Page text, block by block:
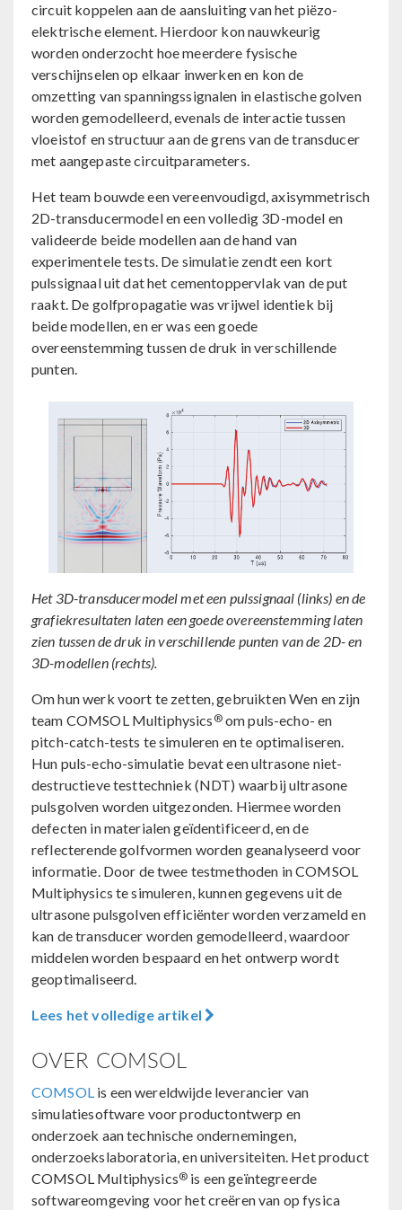
circuit koppelen aan de aansluiting van het piëzo-
elektrische element. Hierdoor kon nauwkeurig
worden onderzocht hoe meerdere fysische
verschijnselen op elkaar inwerken en kon de
omzetting van spanningssignalen in elastische golven
worden gemodelleerd, evenals de interactie tussen
vloeistof en structuur aan de grens van de transducer
met aangepaste circuitparameters.
Het team bouwde een vereenvoudigd, axisymmetrisch
2D-transducermodel en een volledig 3D-model en
valideerde beide modellen aan de hand van
experimentele tests. De simulatie zendt een kort
pulssignaal uit dat het cementoppervlak van de put
raakt. De golfpropagatie was vrijwel identiek bij
beide modellen, en er was een goede
overeenstemming tussen de druk in verschillende
punten.
Het 3D-transducermodel met een pulssignaal (links) en de
grafiekresultaten laten een goede overeenstemming laten
zien tussen de druk in verschillende punten van de 2D- en
3D-modellen (rechts).
Om hun werk voort te zetten, gebruikten Wen en zijn
team COMSOL Multiphysics ®om puls-echo- en
pitch-catch-tests te simuleren en te optimaliseren.
Hun puls-echo-simulatie bevat een ultrasone niet-
destructieve testtechniek (NDT) waarbij ultrasone
pulsgolven worden uitgezonden. Hiermee worden
defecten in materialen geïdentificeerd, en de
reflecterende golfvormen worden geanalyseerd voor
informatie. Door de twee testmethoden in COMSOL
Multiphysics te simuleren, kunnen gegevens uit de
ultrasone pulsgolven efficiënter worden verzameld en
kan de transducer worden gemodelleerd, waardoor
middelen worden bespaard en het ontwerp wordt
geoptimaliseerd.
Lees het volledige artikel
OVER COMSOL
COMSOLis een wereldwijde leverancier van
simulatiesoftware voor productontwerp en
onderzoek aan technische ondernemingen,
onderzoekslaboratoria, en universiteiten. Het product
COMSOL Multiphysics® is een geïntegreerde
softwareomgeving voor het creëren van op fysica